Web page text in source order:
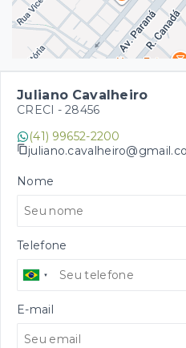
Juliano Cavalheiro
CRECI - 28456
(41) 99652-2200
Nome
Telefone
E-mail